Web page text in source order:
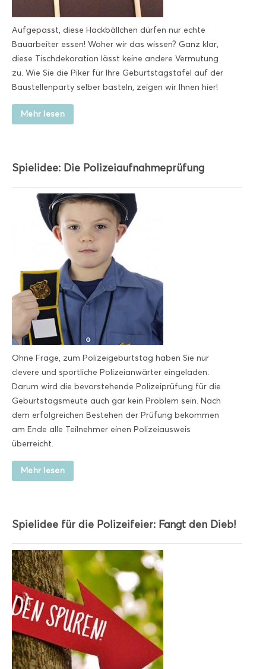
Aufgepasst, diese Hackbällchen dürfen nur echte
Bauarbeiter essen! Woher wir das wissen? Ganz klar,
diese Tischdekoration lässt keine andere Vermutung
zu. Wie Sie die Piker für Ihre Geburtstagstafel auf der
Baustellenparty selber basteln, zeigen wir Ihnen hier!
Mehr lesen
Spielidee: Die Polizeiaufnahmeprüfung
Ohne Frage, zum Polizeigeburtstag haben Sie nur
clevere und sportliche Polizeianwärter eingeladen.
Darum wird die bevorstehende Polizeiprüfung für die
Geburtstagsmeute auch gar kein Problem sein. Nach
dem erfolgreichen Bestehen der Prüfung bekommen
am Ende alle Teilnehmer einen Polizeiausweis
überreicht.
Mehr lesen
Spielidee für die Polizeifeier: Fangt den Dieb!